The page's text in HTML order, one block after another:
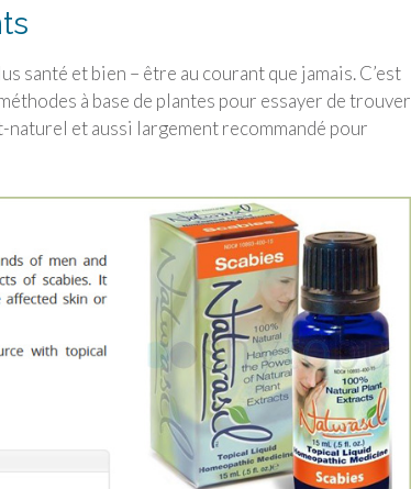
santé et bien – être au courant que jamais. C’est
à base de plantes pour essayer de trouver
et aussi largement recommandé pour